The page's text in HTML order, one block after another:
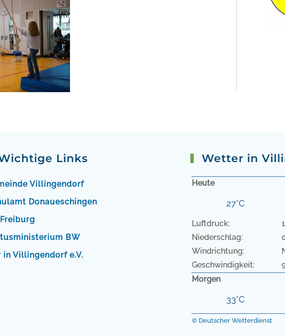
Links
Villingendorf
Donaueschingen
Freiburg
BW
in Villingendorf e.V.
Wetter in
Heute
27°C
Luftdruck:
Niederschlag:
Windrichtung:
Geschwindigkeit:
Morgen
33°C
© Deutscher Wetterdienst